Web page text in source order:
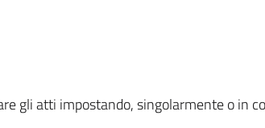
gli atti impostando, singolarmente o in